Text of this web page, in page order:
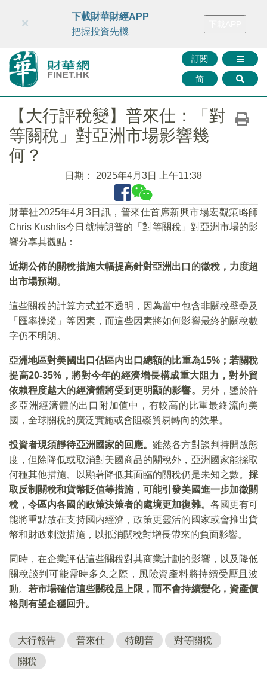
財華智庫網 FINTV FINMETA 財華證券 媒體矩陣
訂閱
简
×
下載財華財經APP
把握投資先機
【大行評稅變】普來仕：「對
等關稅」對亞洲市場影響幾
何？
日期： 2025年4月3日 上午11:38
財華社2025年4月3日訊，普來仕首席新興市場宏觀策略師
Chris Kushlis今日就特朗普的「對等關稅」對亞洲市場的影
響分享其觀點：
近期公佈的關稅措施大幅提高針對亞洲出口的徵稅，力度超
出市場預期。
這些關稅的計算方式並不透明，因為當中包含非關稅壁壘及
「匯率操縱」等因素，而這些因素將如何影響最終的關稅數
字仍不明朗。
亞洲地區對美國出口佔區内出口總額的比重為15%；若關稅
提高20-35% ，將對今年的經濟增長構成重大阻力，對外貿
依賴程度越大的經濟體將受到更明顯的影響。
另外，鑒於許
多亞洲經濟體的出口附加值中，有較高的比重最終流向美
國，全球關稅的廣泛實施或會阻礙貿易轉向的效果。
投資者現須靜待亞洲國家的回應。雖然各方對談判持開放態
度，但除降低或取消對美國商品的關稅外，亞洲國家能採取
何種其他措施、以顯著降低其面臨的關稅仍是未知之數。 採
取反制關稅和貨幣貶值等措施，可能引發美國進一步加徵關
稅，令區内各國的政策決策者的處境更加復雜。 各國更有可
能將重點放在支持國内經濟，政策更靈活的國家或會推出貨
幣和財政刺激措施，以抵消關稅對增長帶來的負面影響。
同時，在企業評估這些關稅對其商業計劃的影響，以及降低
關稅談判可能需時多久之際，風險資產料將持續受壓且波
動。若市場確信這些關稅是上限，而不會持續變化，資產價
格則有望企穩回升。
大行報告 普來仕 特朗普 對等關稅
關稅